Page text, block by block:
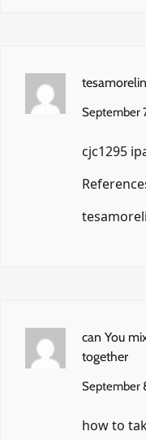
September
cjc1295
can You
together
September
how to